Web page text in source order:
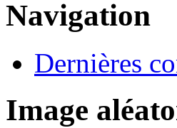
Navigation
Dernières
Image